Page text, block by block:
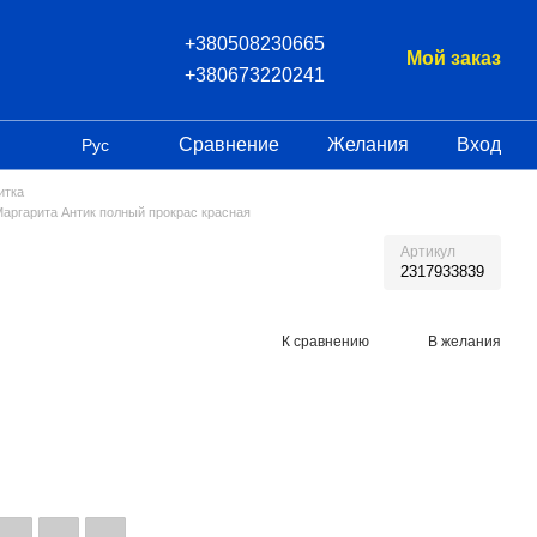
+380508230665
+380673220241
Мой заказ
Рус Сравнение Желания Вход
Антик полный прокрас красная
Артикул
2317933839
К сравнению В желания